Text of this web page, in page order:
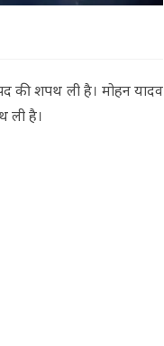
की शपथ ली है। मोहन यादव
ली है।